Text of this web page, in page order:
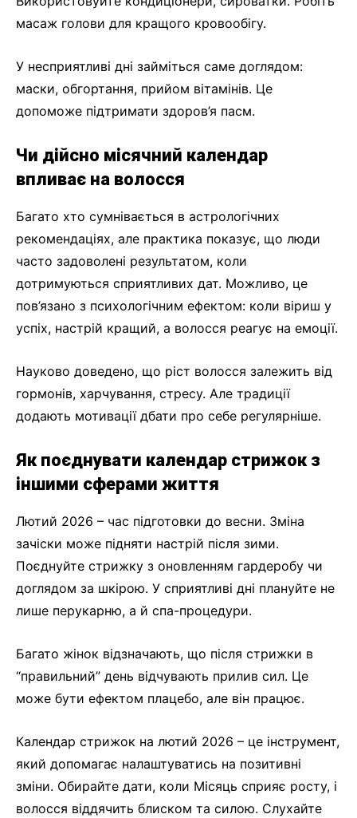
масаж голови для кращого кровообігу.
У несприятливі дні займіться саме доглядом:
маски, обгортання, прийом вітамінів. Це
допоможе підтримати здоров’я пасм.
Чи дійсно місячний календар
впливає на волосся
Багато хто сумнівається в астрологічних
рекомендаціях, але практика показує, що люди
часто задоволені результатом, коли
дотримуються сприятливих дат. Можливо, це
пов’язано з психологічним ефектом: коли віриш у
успіх, настрій кращий, а волосся реагує на емоції.
Науково доведено, що ріст волосся залежить від
гормонів, харчування, стресу. Але традиції
додають мотивації дбати про себе регулярніше.
Як поєднувати календар стрижок з
іншими сферами життя
Лютий 2026 – час підготовки до весни. Зміна
зачіски може підняти настрій після зими.
Поєднуйте стрижку з оновленням гардеробу чи
доглядом за шкірою. У сприятливі дні плануйте не
лише перукарню, а й спа-процедури.
Багато жінок відзначають, що після стрижки в
“правильний” день відчувають прилив сил. Це
може бути ефектом плацебо, але він працює.
Календар стрижок на лютий 2026 – це інструмент,
який допомагає налаштуватись на позитивні
зміни. Обирайте дати, коли Місяць сприяє росту, і
волосся віддячить блиском та силою. Слухайте